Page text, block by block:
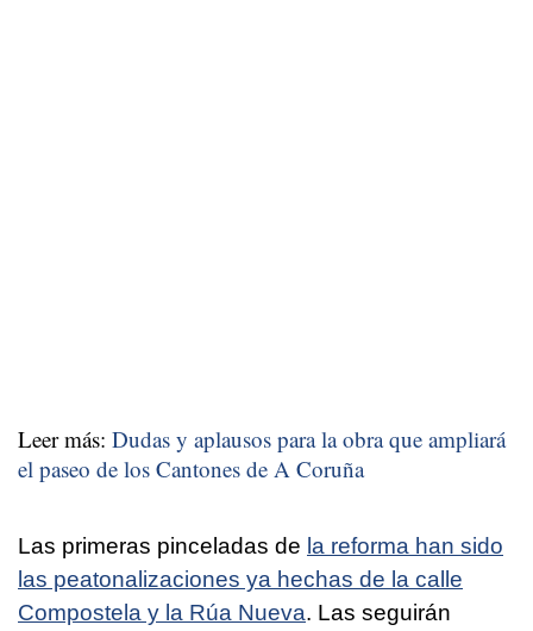
Leer más: Dudas y aplausos para la obra que ampliará
el paseo de los Cantones de A Coruña
Las primeras pinceladas de la reforma han sido
las peatonalizaciones ya hechas de la calle
Compostela y la Rúa Nueva. Las seguirán